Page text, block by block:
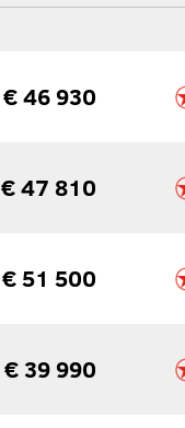
€ 46 930
€ 47 810
€ 51 500
€ 39 990